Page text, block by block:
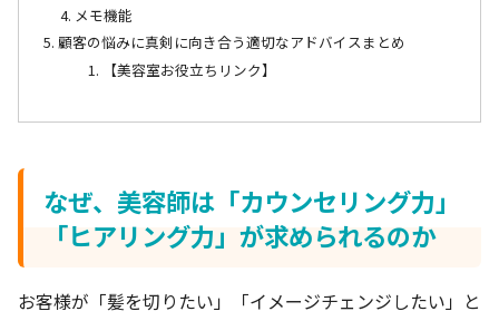
メモ機能
顧客の悩みに真剣に向き合う適切なアドバイスまとめ
【美容室お役立ちリンク】
なぜ、美容師は「カウンセリング力」
「ヒアリング力」が求められるのか
お客様が「髪を切りたい」「イメージチェンジしたい」と